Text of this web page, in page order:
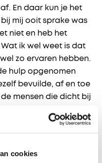
cookies
En daar kun je het
mij ooit sprake was
niet en heb het
ik wel weet is dat
zo ervaren hebben.
hulp opgenomen
bevuilde, af en toe
mensen die dicht bij
bezoek komt. Zij is op